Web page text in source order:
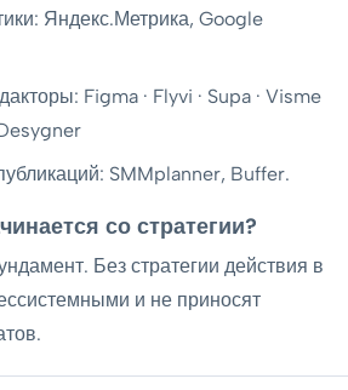
Яндекс.Метрика, Google
Figma · Flyvi · Supa · Visme
SMMplanner, Buffer.
со стратегии?
Без стратегии действия в
и не приносят